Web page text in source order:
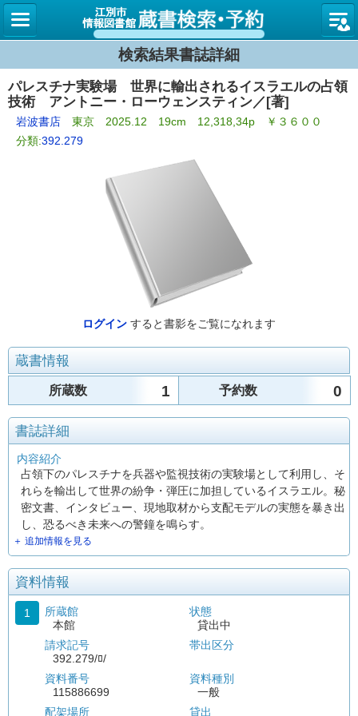
図書館
検索結果書誌詳細
パレスチナ実験場 世界に輸出されるイスラエルの占領
技術 アントニー・ローウェンスティン／[著]
岩波書店 東京 2025.12 19cm 12,318,34p ￥３６００
分類:392.279
ログイン すると書影をご覧になれます
蔵書情報
所蔵数 1 予約数 0
書誌詳細
内容紹介
占領下のパレスチナを兵器や監視技術の実験場として利用し、そ
れらを輸出して世界の紛争・弾圧に加担しているイスラエル。秘
密文書、インタビュー、現地取材から支配モデルの実態を暴き出
し、恐るべき未来への警鐘を鳴らす。
＋ 追加情報を見る
資料情報
1
所蔵館
本館
請求記号
392.279/ﾛ/
資料番号
115886699
配架場所
状態
貸出中
帯出区分
資料種別
一般
貸出